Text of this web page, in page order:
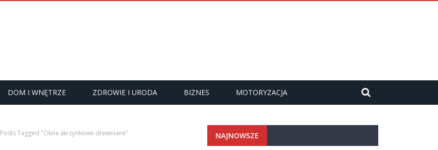
DOM I WNĘTRZE ZDROWIE I URODA BIZNES MOTORYZACJA
Posts Tagged "Okna skrzynkowe drewniane" NAJNOWSZE